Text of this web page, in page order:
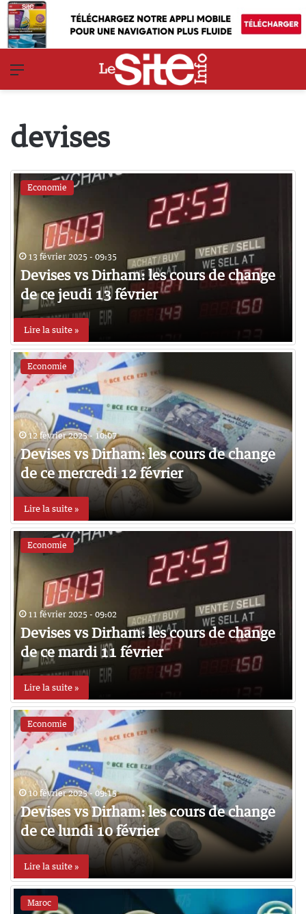
devises
Economie
13 février 2025 - 09:35
Devises vs Dirham: les cours de change
de ce jeudi 13 février
Lire la suite »
Economie
12 février 2025 - 10:07
Devises vs Dirham: les cours de change
de ce mercredi 12 février
Lire la suite »
Economie
11 février 2025 - 09:02
Devises vs Dirham: les cours de change
de ce mardi 11 février
Lire la suite »
Economie
10 février 2025 - 09:15
Devises vs Dirham: les cours de change
de ce lundi 10 février
Lire la suite »
Maroc